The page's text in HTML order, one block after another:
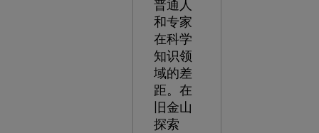
普通人
和专家
在科学
知识领
域的差
距。在
旧金山
探索